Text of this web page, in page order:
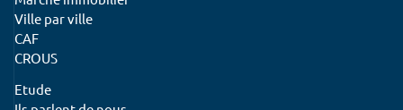
Ville par ville
CAF
CROUS
Etude